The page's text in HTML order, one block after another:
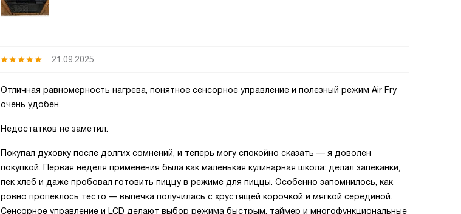
21.09.2025
Отличная равномерность нагрева, понятное сенсорное управление и полезный режим Air Fry
очень удобен.
Недостатков не заметил.
Покупал духовку после долгих сомнений, и теперь могу спокойно сказать — я доволен
покупкой. Первая неделя применения была как маленькая кулинарная школа: делал запеканки,
пек хлеб и даже пробовал готовить пиццу в режиме для пиццы. Особенно запомнилось, как
ровно пропеклось тесто — выпечка получилась с хрустящей корочкой и мягкой серединой.
Сенсорное управление и LCD делают выбор режима быстрым, таймер и многофункциональные